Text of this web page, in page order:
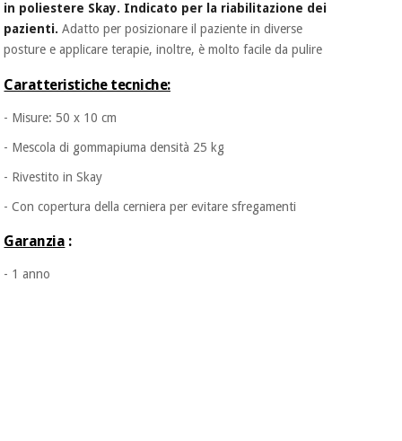
in poliestere Skay. Indicato per la riabilitazione dei
pazienti. Adatto per posizionare il paziente in diverse
posture e applicare terapie, inoltre, è molto facile da pulire
Caratteristiche tecniche:
- Misure: 50 x 10 cm
- Mescola di gommapiuma densità 25 kg
- Rivestito in Skay
- Con copertura della cerniera per evitare sfregamenti
Garanzia :
- 1 anno